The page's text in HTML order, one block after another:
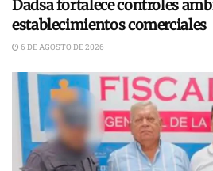
Dadsa fortalece controles
establecimientos comerciales
6 DE AGOSTO DE 2026